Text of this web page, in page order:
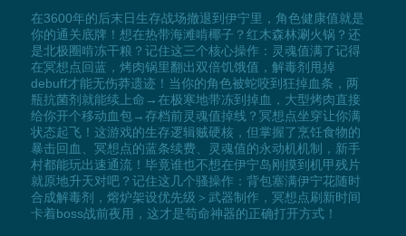
在3600年的后末日生存战场撤退到伊宁里，角色健康值就是
你的通关底牌！想在热带海滩啃椰子？红木森林涮火锅？还
是北极圈啃冻干粮？记住这三个核心操作：灵魂值满了记得
在冥想点回蓝，烤肉锅里翻出双倍饥饿值，解毒剂甩掉
debuff才能无伤莽遗迹！当你的角色被蛇咬到狂掉血条，两
瓶抗菌剂就能续上命→在极寒地带冻到掉血，大型烤肉直接
给你开个移动血包→存档前灵魂值掉线？冥想点坐穿让你满
状态起飞！这游戏的生存逻辑贼硬核，但掌握了烹饪食物的
暴击回血、冥想点的蓝条续费、灵魂值的永动机机制，新手
村都能玩出速通流！毕竟谁也不想在伊宁岛刚摸到机甲残片
就原地升天对吧？记住这几个骚操作：背包塞满伊宁花随时
合成解毒剂，熔炉架设优先级＞武器制作，冥想点刷新时间
卡着boss战前夜用，这才是苟命神器的正确打开方式！